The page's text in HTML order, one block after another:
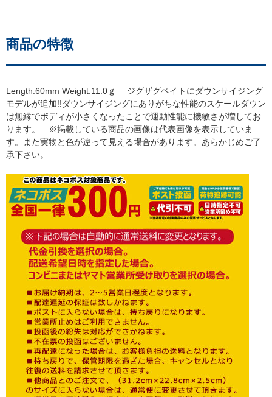
商品の特徴
Length:60mm Weight:11.0ｇ ジグザグベイトにダウンサイジング
モデルが追加!!ダウンサイジングにありがちな性能のスケールダウン
は無縁でボディが小さくなったことで運動性能に機敏さが増してお
ります。 ※掲載している商品の画像は代表画像を表示していま
す。また実物と色が違って見える場合があります。あらかじめご了
承下さい。